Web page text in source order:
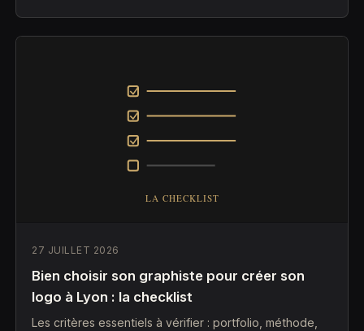
27 JUILLET 2026
Bien choisir son graphiste pour créer son
logo à Lyon : la checklist
Les critères essentiels à vérifier : portfolio, méthode,